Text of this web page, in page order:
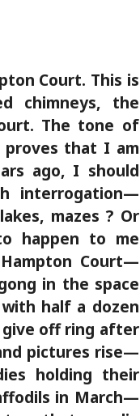
Court. This is
chimneys, the
The tone of
proves that I am
ago, I should
interrogation—
mazes ? Or
happen to me
Court—
in the space
half a dozen
give off ring after
pictures rise—
holding their
in March—